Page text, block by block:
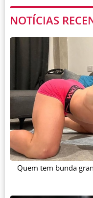
NOTÍCIAS
Quem tem bunda